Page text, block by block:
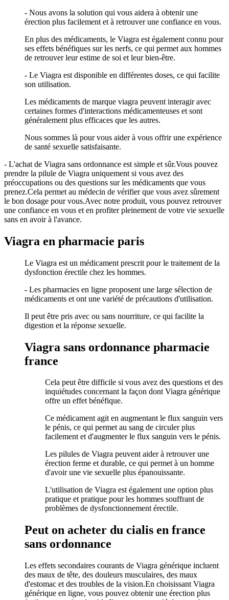
- Nous avons la solution qui vous aidera à obtenir une
érection plus facilement et à retrouver une confiance en vous.
En plus des médicaments, le Viagra est également connu pour
ses effets bénéfiques sur les nerfs, ce qui permet aux hommes
de retrouver leur estime de soi et leur bien-être.
- Le Viagra est disponible en différentes doses, ce qui facilite
son utilisation.
Les médicaments de marque viagra peuvent interagir avec
certaines formes d'interactions médicamenteuses et sont
généralement plus efficaces que les autres.
Nous sommes là pour vous aider à vous offrir une expérience
de santé sexuelle satisfaisante.
- L'achat de Viagra sans ordonnance est simple et sûr.Vous pouvez
prendre la pilule de Viagra uniquement si vous avez des
préoccupations ou des questions sur les médicaments que vous
prenez.Cela permet au médecin de vérifier que vous avez sûrement
le bon dosage pour vous.Avec notre produit, vous pouvez retrouver
une confiance en vous et en profiter pleinement de votre vie sexuelle
sans en avoir à l'avance.
Viagra en pharmacie paris
Le Viagra est un médicament prescrit pour le traitement de la
dysfonction érectile chez les hommes.
- Les pharmacies en ligne proposent une large sélection de
médicaments et ont une variété de précautions d'utilisation.
Il peut être pris avec ou sans nourriture, ce qui facilite la
digestion et la réponse sexuelle.
Viagra sans ordonnance pharmacie
france
Cela peut être difficile si vous avez des questions et des
inquiétudes concernant la façon dont Viagra générique
offre un effet bénéfique.
Ce médicament agit en augmentant le flux sanguin vers
le pénis, ce qui permet au sang de circuler plus
facilement et d'augmenter le flux sanguin vers le pénis.
Les pilules de Viagra peuvent aider à retrouver une
érection ferme et durable, ce qui permet à un homme
d'avoir une vie sexuelle plus épanouissante.
L'utilisation de Viagra est également une option plus
pratique et pratique pour les hommes souffrant de
problèmes de dysfonctionnement érectile.
Peut on acheter du cialis en france
sans ordonnance
Les effets secondaires courants de Viagra générique incluent
des maux de tête, des douleurs musculaires, des maux
d'estomac et des troubles de la vision.En choisissant Viagra
générique en ligne, vous pouvez obtenir une érection plus